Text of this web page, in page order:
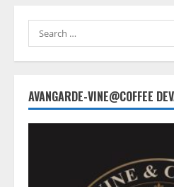
Search
for:
AVANGARDE-VINE@COFFEE